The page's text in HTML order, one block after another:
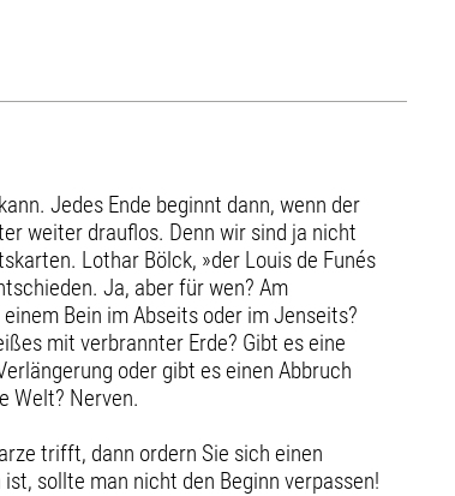
Jedes Ende beginnt dann, wenn der
weiter drauflos. Denn wir sind ja nicht
Lothar Bölck, »der Louis de Funés
Ja, aber für wen? Am
Bein im Abseits oder im Jenseits?
mit verbrannter Erde? Gibt es eine
oder gibt es einen Abbruch
Welt? Nerven.
trifft, dann ordern Sie sich einen
sollte man nicht den Beginn verpassen!